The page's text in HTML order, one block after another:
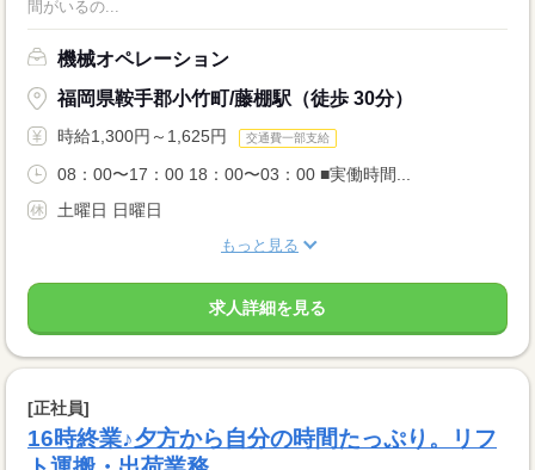
間がいるの...
機械オペレーション
福岡県鞍手郡小竹町/藤棚駅（徒歩 30分）
時給1,300円～1,625円 交通費一部支給
08：00〜17：00 18：00〜03：00 ■実働時間...
土曜日 日曜日
もっと見る
求人詳細を見る
[正社員]
16時終業♪夕方から自分の時間たっぷり。リフ